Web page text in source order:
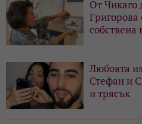
От Чикаго
Григорова
собствена
Любовта
Стефан и
и трясък